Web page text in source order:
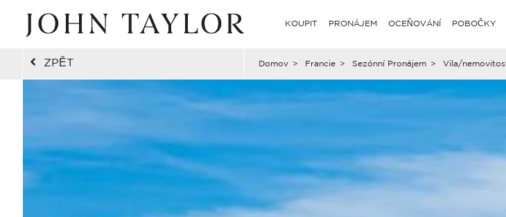
KOUPIT PRONÁJEM OCEŇOVÁNÍ POBOČKY
ZPĚT Domov > Francie > Sezónní Pronájem > Vila/